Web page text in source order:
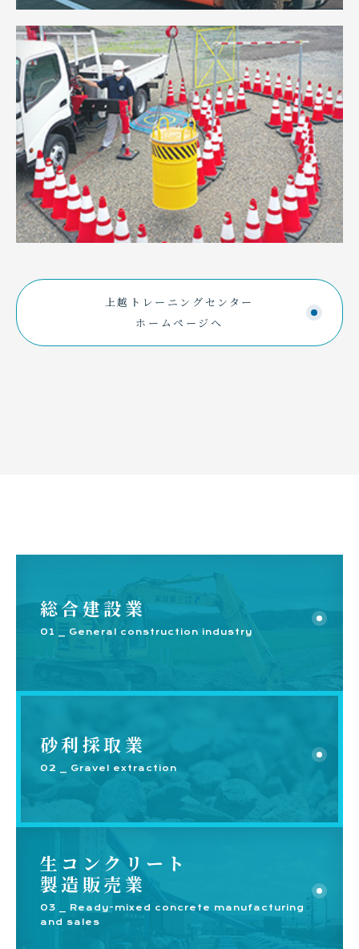
効率的
【設計長が短く、経済的】従来工法と比べ、設
計総延長が短い
支持杭ではなく置き換え工法であることがエコジオの
ポイントです。鉄杭やコンクリート柱と異なり、建物
の重さを砕石部と現地盤の両方で支え、さらに荷重は
地中に分散されるため、先端に強固な地盤を必要とし
ません。つまり多くの場合、設計総延長が短くて済
期間を必要としないため、大幅に工期を短縮できま
す。使用する砕石は、自社で製造したもの。さらに当
社は土木工事の実績も豊富なので、確かな技術を有し
ています。それらを生かして速やかで丁寧な施工に努
め、お客様の費用削減に貢献します。
負担が少ない
【きれいな現場】最先端技術「エコジオ
エコジオ工法には「エコジオ工法(排土型)」と「エコ
上越トレーニングセンター
ホームページへ
総合建設業
01 _ General construction industry
砂利採取業
02 _ Gravel extraction
生コンクリート
製造販売業
03 _ Ready-mixed concrete manufacturing
and sales